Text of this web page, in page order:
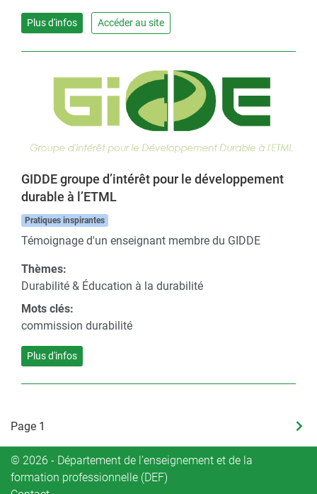
Plus d'infos Accéder au site
GIDDE groupe d’intérêt pour le développement
durable à l’ETML
Pratiques inspirantes
Témoignage d'un enseignant membre du GIDDE
Thèmes:
Durabilité & Éducation à la durabilité
Mots clés:
commission durabilité
Plus d'infos
Pagination
Page 1
Page
© 2026 - Département de l’enseignement et de la
formation professionnelle (DEF)